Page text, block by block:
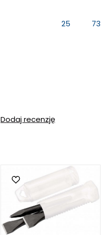
25 730
Dodaj recenzję